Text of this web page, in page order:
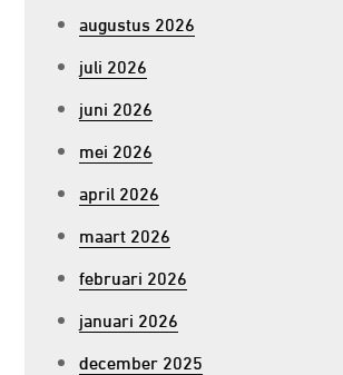
augustus 2026
juli 2026
juni 2026
mei 2026
april 2026
maart 2026
februari 2026
januari 2026
december 2025